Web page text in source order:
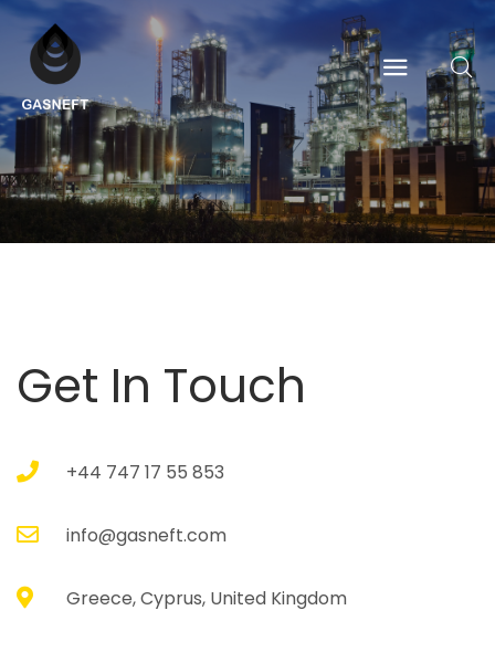
Get In Touch
+44 747 17 55 853
info@gasneft.com
Greece, Cyprus, United Kingdom